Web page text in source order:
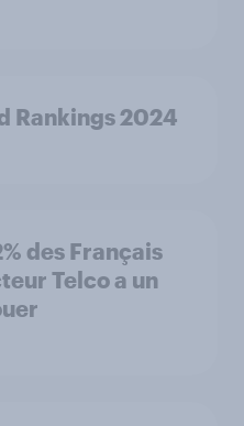
Rankings 2024
des Français
Telco a un